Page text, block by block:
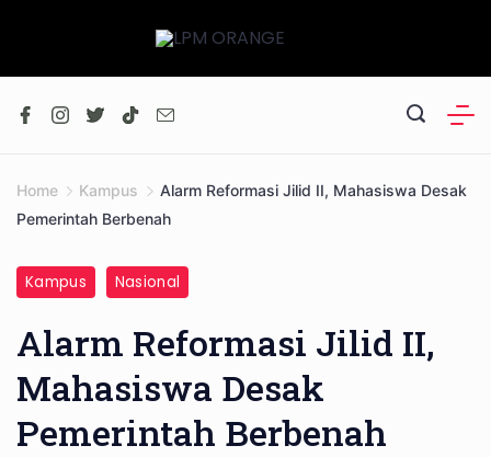
content
Home Kampus
Alarm Reformasi Jilid II, Mahasiswa Desak
Pemerintah Berbenah
Kampus Nasional
Alarm Reformasi Jilid II,
Mahasiswa Desak
Pemerintah Berbenah